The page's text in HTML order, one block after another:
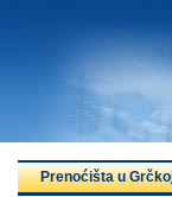
Prenoćišta u